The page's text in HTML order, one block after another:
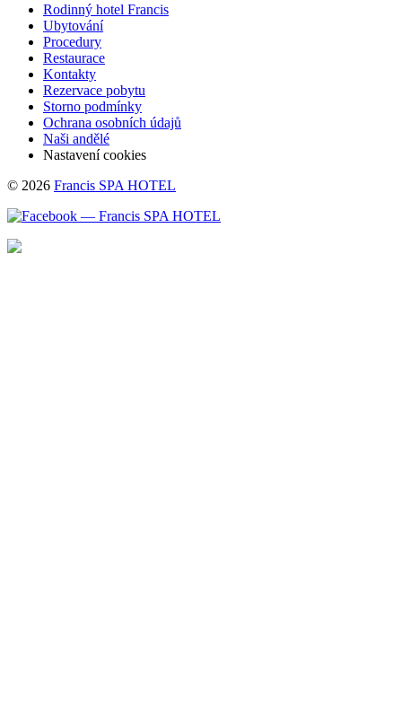
Rodinný hotel Francis
Ubytování
Procedury
Restaurace
Kontakty
Rezervace pobytu
Storno podmínky
Ochrana osobních údajů
Naši andělé
Nastavení cookies
© 2026 Francis SPA HOTEL